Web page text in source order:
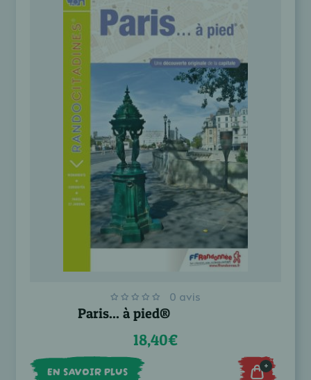
0 avis
Paris... à pied®
18,40€
EN SAVOIR PLUS +